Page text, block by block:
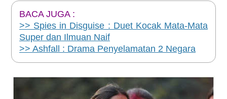
BACA JUGA :
>> Spies in Disguise : Duet Kocak Mata-Mata
Super dan Ilmuan Naif
>> Ashfall : Drama Penyelamatan 2 Negara